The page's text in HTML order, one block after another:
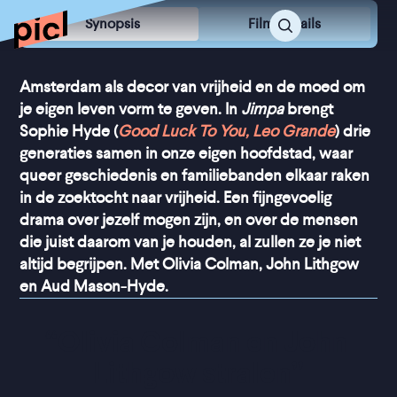
Synopsis Film Details
Amsterdam als decor van vrijheid en de moed om
je eigen leven vorm te geven. In Jimpabrengt
Sophie Hyde (Good Luck To You, Leo Grande) drie
generaties samen in onze eigen hoofdstad, waar
queer geschiedenis en familiebanden elkaar raken
in de zoektocht naar vrijheid. Een fijngevoelig
drama over jezelf mogen zijn, en over de mensen
die juist daarom van je houden, al zullen ze je niet
altijd begrijpen. Met Olivia Colman, John Lithgow
en Aud Mason-Hyde.